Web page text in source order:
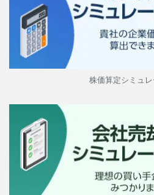
株価算定シミュ